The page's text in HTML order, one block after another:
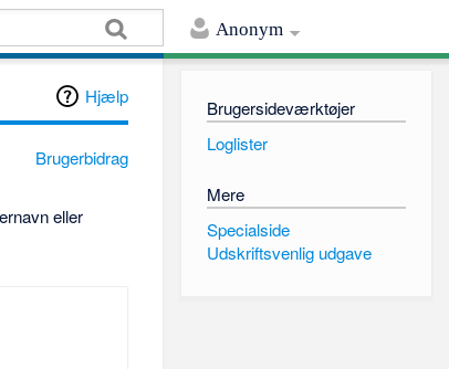
Anonym
Hjælp
Brugerbidrag
eller
Brugersideværktøjer
Loglister
Mere
Specialside
Udskriftsvenlig udgave